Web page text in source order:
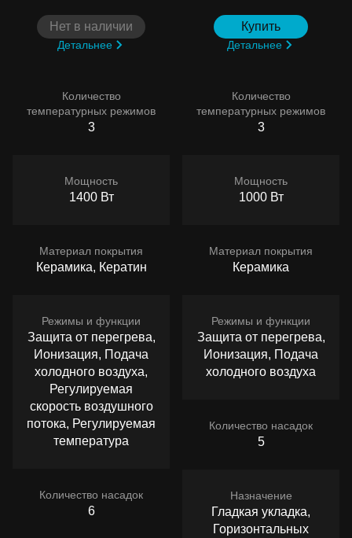
Нет в наличии
Детальнее
Количество
температурных режимов
3
Мощность
1400 Вт
Материал покрытия
Керамика, Кератин
Режимы и функции
Защита от перегрева,
Ионизация, Подача
холодного воздуха,
Регулируемая
скорость воздушного
потока, Регулируемая
температура
Количество насадок
6
Купить
Детальнее
Количество
температурных режимов
3
Мощность
1000 Вт
Материал покрытия
Керамика
Режимы и функции
Защита от перегрева,
Ионизация, Подача
холодного воздуха
Количество насадок
5
Назначение
Гладкая укладка,
Горизонтальных